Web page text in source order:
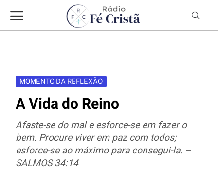
MOMENTO DA REFLEXÃO
A Vida do Reino
Afaste-se do mal e esforce-se em fazer o
bem. Procure viver em paz com todos;
esforce-se ao máximo para consegui-la. –
SALMOS 34:14